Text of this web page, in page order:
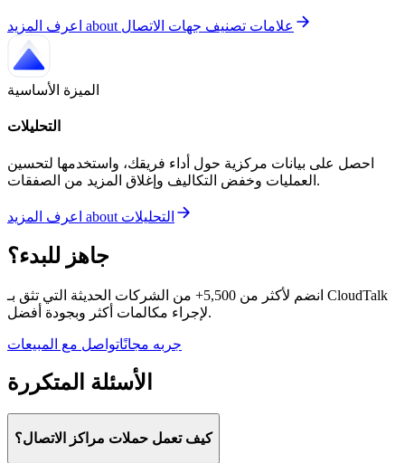
اعرف المزيد about علامات تصنيف جهات الاتصال
الميزة الأساسية
التحليلات
احصل على بيانات مركزية حول أداء فريقك، واستخدمها لتحسين
العمليات وخفض التكاليف وإغلاق المزيد من الصفقات.
اعرف المزيد about التحليلات
جاهز للبدء؟
انضم لأكثر من 5,500+ من الشركات الحديثة التي تثق بـ CloudTalk
لإجراء مكالمات أكثر وبجودة أفضل.
جربه مجانًاتواصل مع المبيعات
الأسئلة المتكررة
كيف تعمل حملات مراكز الاتصال؟